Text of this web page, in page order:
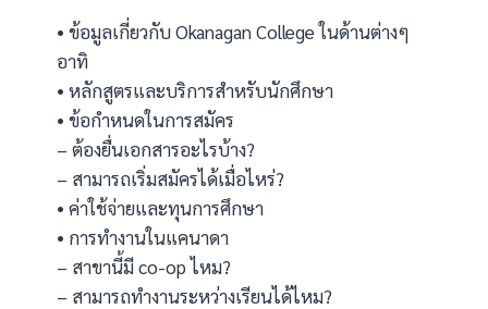
• ข้อมูลเกี่ยวกับ Okanagan College ในด้านต่างๆ
อาทิ
• หลักสูตรและบริการสำหรับนักศึกษา
• ข้อกำหนดในการสมัคร
– ต้องยื่นเอกสารอะไรบ้าง?
– สามารถเริ่มสมัครได้เมื่อไหร่?
• ค่าใช้จ่ายและทุนการศึกษา
• การทำงานในแคนาดา
– สาขานี้มี co-op ไหม?
– สามารถทำงานระหว่างเรียนได้ไหม?